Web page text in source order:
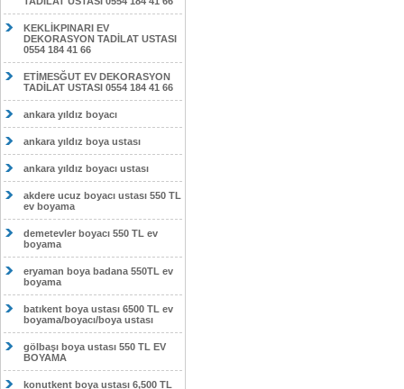
KEKLİKPINARI EV
DEKORASYON TADİLAT USTASI
0554 184 41 66
ETİMESĞUT EV DEKORASYON
TADİLAT USTASI 0554 184 41 66
ankara yıldız boyacı
ankara yıldız boya ustası
ankara yıldız boyacı ustası
akdere ucuz boyacı ustası 550 TL
ev boyama
demetevler boyacı 550 TL ev
boyama
eryaman boya badana 550TL ev
boyama
batıkent boya ustası 6500 TL ev
boyama/boyacı/boya ustası
gölbaşı boya ustası 550 TL EV
BOYAMA
konutkent boya ustası 6,500 TL